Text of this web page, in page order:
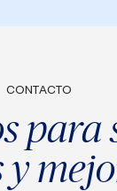
CONTACTO
y